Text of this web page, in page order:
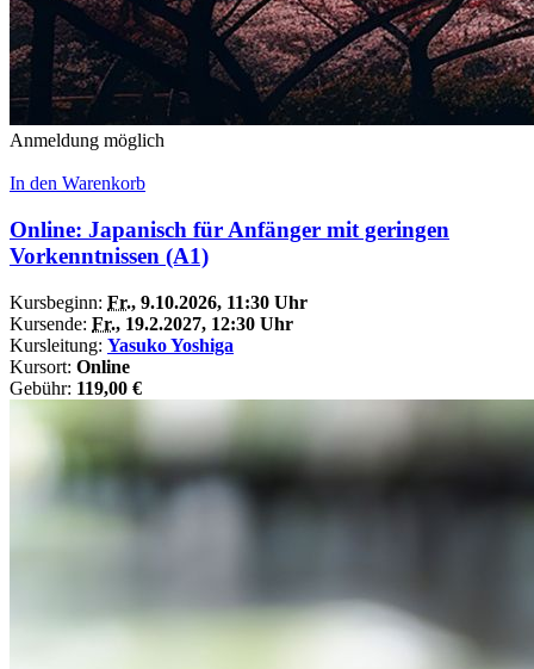
Anmeldung möglich
In den Warenkorb
Online: Japanisch für Anfänger mit geringen
Vorkenntnissen (A1)
Kursbeginn: Fr., 9.10.2026, 11:30 Uhr
Kursende: Fr., 19.2.2027, 12:30 Uhr
Kursleitung: Yasuko Yoshiga
Kursort: Online
Gebühr: 119,00 €